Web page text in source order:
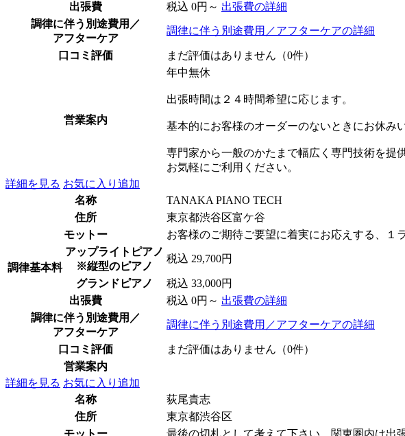
出張費
税込 0円～ 出張費の詳細
調律に伴う別途費用／
アフターケア
調律に伴う別途費用／アフターケアの詳細
口コミ評価 まだ評価はありません（0件）
営業案内
年中無休
出張時間は２４時間希望に応じます。
基本的にお客様のオーダーのないときにお休み
専門家から一般のかたまで幅広く専門技術を提
お気軽にご利用ください。
詳細を見る お気に入り追加
名称
TANAKA PIANO TECH
住所
東京都渋谷区富ケ谷
モットー
お客様のご期待ご要望に着実にお応えする、１
調律基本料
アップライトピアノ
※縦型のピアノ
税込 29,700円
グランドピアノ
税込 33,000円
出張費
税込 0円～ 出張費の詳細
調律に伴う別途費用／
アフターケア
調律に伴う別途費用／アフターケアの詳細
口コミ評価
まだ評価はありません（0件）
営業案内
詳細を見る お気に入り追加
名称
荻尾貴志
住所
東京都渋谷区